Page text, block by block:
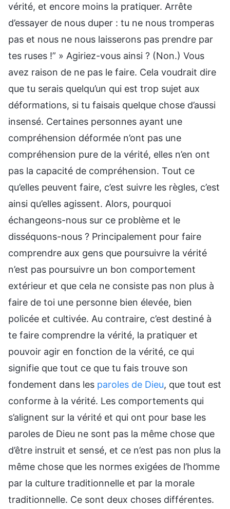
vérité, et encore moins la pratiquer. Arrête
d’essayer de nous duper : tu ne nous tromperas
pas et nous ne nous laisserons pas prendre par
tes ruses !” » Agiriez-vous ainsi ? (Non.) Vous
avez raison de ne pas le faire. Cela voudrait dire
que tu serais quelqu’un qui est trop sujet aux
déformations, si tu faisais quelque chose d’aussi
insensé. Certaines personnes ayant une
compréhension déformée n’ont pas une
compréhension pure de la vérité, elles n’en ont
pas la capacité de compréhension. Tout ce
qu’elles peuvent faire, c’est suivre les règles, c’est
ainsi qu’elles agissent. Alors, pourquoi
échangeons-nous sur ce problème et le
disséquons-nous ? Principalement pour faire
comprendre aux gens que poursuivre la vérité
n’est pas poursuivre un bon comportement
extérieur et que cela ne consiste pas non plus à
faire de toi une personne bien élevée, bien
policée et cultivée. Au contraire, c’est destiné à
te faire comprendre la vérité, la pratiquer et
pouvoir agir en fonction de la vérité, ce qui
signifie que tout ce que tu fais trouve son
fondement dans les paroles de Dieu, que tout est
conforme à la vérité. Les comportements qui
s’alignent sur la vérité et qui ont pour base les
paroles de Dieu ne sont pas la même chose que
d’être instruit et sensé, et ce n’est pas non plus la
même chose que les normes exigées de l’homme
par la culture traditionnelle et par la morale
traditionnelle. Ce sont deux choses différentes.